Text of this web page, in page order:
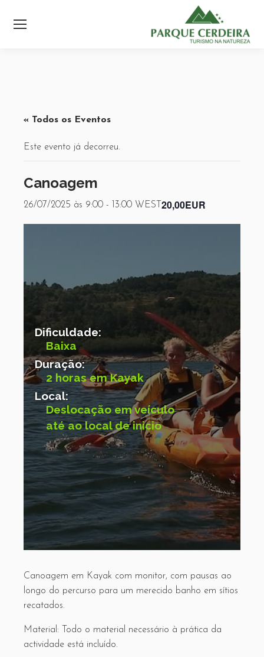
« Todos os Eventos
Este evento já decorreu.
Canoagem
26/07/2025 às 9:00 - 13:00 WEST 20,00EUR
Dificuldade:
Duração:
Local:
Baixa
2 horas em Kayak
Deslocação em veículo
até ao local de inicio
Canoagem em Kayak com monitor, com pausas ao
longo do percurso para um merecido banho em sítios
recatados.
Material: Todo o material necessário à prática da
actividade está incluído.